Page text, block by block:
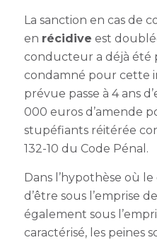
La sanction en cas de
en récidive est
conducteur a déjà été
condamné pour cette
prévue passe à 4 ans
000 euros d’amende
stupéfiants réitérée
132-10 du Code Pénal.
Dans l’hypothèse où
d’être sous l’emprise
également sous
caractérisé, les peines